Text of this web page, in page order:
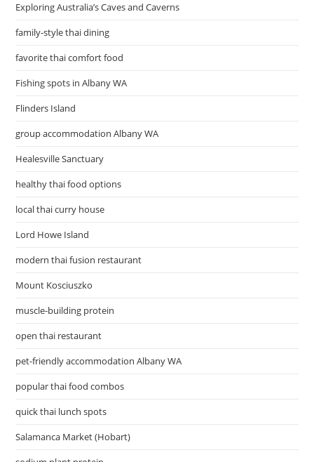
Exploring Australia’s Caves and Caverns
family-style thai dining
favorite thai comfort food
Fishing spots in Albany WA
Flinders Island
group accommodation Albany WA
Healesville Sanctuary
healthy thai food options
local thai curry house
Lord Howe Island
modern thai fusion restaurant
Mount Kosciuszko
muscle-building protein
open thai restaurant
pet-friendly accommodation Albany WA
popular thai food combos
quick thai lunch spots
Salamanca Market (Hobart)